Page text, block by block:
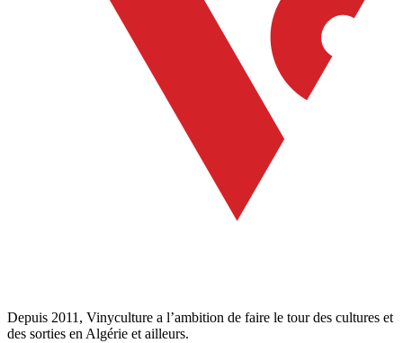
Depuis 2011, Vinyculture a l’ambition de faire le tour des cultures et
des sorties en Algérie et ailleurs.